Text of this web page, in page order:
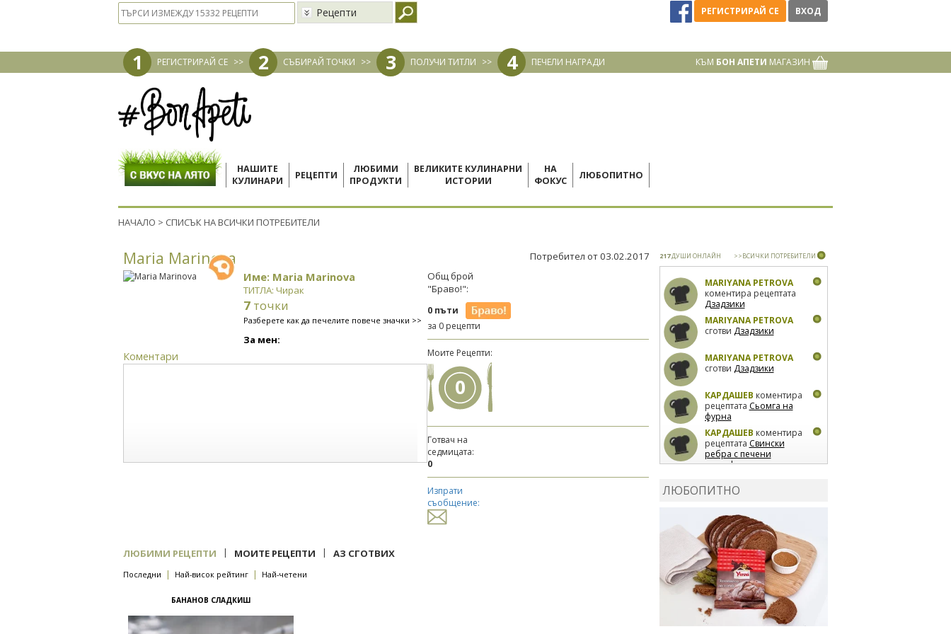
Рецепти РЕГИСТРИРАЙ СЕ ВХОД
1 РЕГИСТРИРАЙ СЕ >> 2 СЪБИРАЙ ТОЧКИ >> 3 ПОЛУЧИ ТИТЛИ >> 4 ПЕЧЕЛИ НАГРАДИ КЪМ БОН АПЕТИ МАГАЗИН
НАШИТЕ
КУЛИНАРИ
РЕЦЕПТИ
ЛЮБИМИ
ПРОДУКТИ
ВЕЛИКИТЕ КУЛИНАРНИ
ИСТОРИИ
НА
ФОКУС
ЛЮБОПИТНО
НАЧАЛО > СПИСЪК НА ВСИЧКИ ПОТРЕБИТЕЛИ
Maria Marinova Потребител от 03.02.2017
Име: Maria Marinova
ТИТЛА: Чирак
7 точки
Разберете как да печелите повече значки >>
За мен:
Коментари
Общ брой
"Браво!":
0 пъти
за 0 рецепти
Моите Рецепти:
0
Готвач на
седмицата:
0
Изпрати
съобщение:
ЛЮБИМИ РЕЦЕПТИ | МОИТЕ РЕЦЕПТИ | АЗ СГОТВИХ
Последни | Най-висок рейтинг | Най-четени
БАНАНОВ СЛАДКИШ
217ДУШИ ОНЛАЙН >>ВСИЧКИ ПОТРЕБИТЕЛИ
MARIYANA PETROVA
коментира рецептата
Дзадзики
MARIYANA PETROVA
сготви Дзадзики
MARIYANA PETROVA
сготви Дзадзики
КАРДАШЕВ коментира
рецептата Сьомга на
фурна
КАРДАШЕВ коментира
рецептата Свински
ребра с печени
картофи
лимон
коментира рецептата
Киноа със зеленчуци
ЛЮБОПИТНО